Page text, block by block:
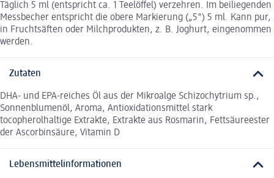
Täglich 5 ml (entspricht ca. 1 Teelöffel) verzehren. Im beiliegenden
Messbecher entspricht die obere Markierung („5") 5 ml. Kann pur,
in Fruchtsäften oder Milchprodukten, z. B. Joghurt, eingenommen
werden.
Zutaten
DHA- und EPA-reiches Öl aus der Mikroalge Schizochytrium sp.,
Sonnenblumenöl, Aroma, Antioxidationsmittel stark
tocopherolhaltige Extrakte, Extrakte aus Rosmarin, Fettsäureester
der Ascorbinsäure, Vitamin D
Lebensmittelinformationen